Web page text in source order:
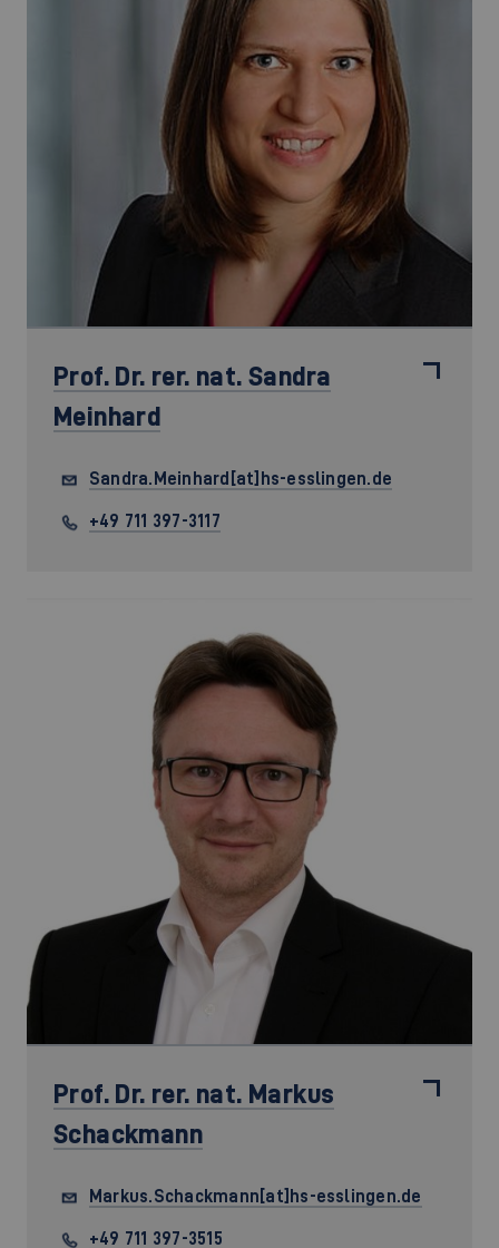
Prof. Dr. rer. nat. Sandra
Meinhard
Sandra.Meinhard[at]hs-esslingen.de
+49 711 397-3117
Prof. Dr. rer. nat. Markus
Schackmann
Markus.Schackmann[at]hs-esslingen.de
+49 711 397-3515